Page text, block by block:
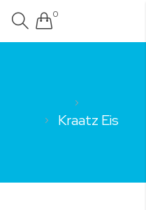
0
Kraatz Eis